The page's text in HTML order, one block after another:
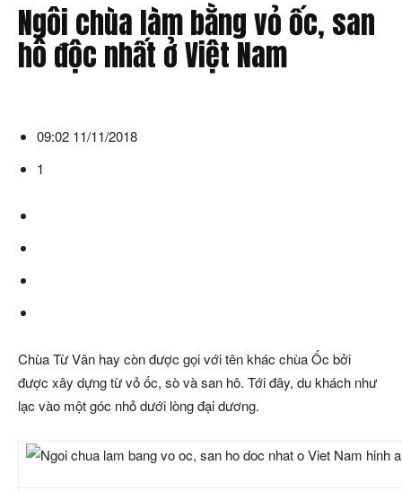
Ngôi chùa làm bằng vỏ ốc, san
hô độc nhất ở Việt Nam
09:02 11/11/2018
1
Chùa Từ Vân hay còn được gọi với tên khác chùa Ốc bởi
được xây dựng từ vỏ ốc, sò và san hô. Tới đây, du khách như
lạc vào một góc nhỏ dưới lòng đại dương.